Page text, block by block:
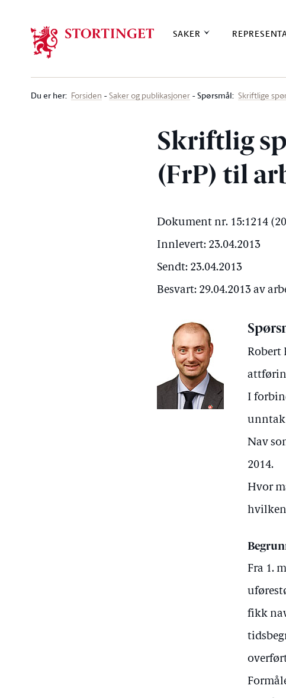
SAKER
Du er her: Forsiden Saker og publikasjoner Spørsmål: Skriftlige
Skriftlig
(FrP) til
Dokument nr. 15:1214
Innlevert: 23.04.2013
Sendt: 23.04.2013
Besvart: 29.04.2013 av
Robert
I
unntak
Nav
2014.
Hvor
Fra 1.
fikk